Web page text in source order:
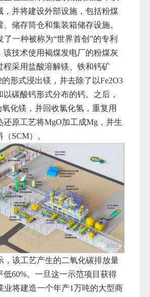
，并将建设外部设施，包括粉煤
储存筒仓和集装箱储存设施。
了一种被称为“世界首创”的专利
该技术使用褐煤发电厂的粉煤灰
程采用盐酸溶解镁、铁和钙矿
的形式浸出镁 ，并去除了以Fe2O3
碳酸钙形式分布的钙。之后，
氧化镁，并回收氯化氢 ，重复用
还原工艺将MgO加工成Mg ，并生
（SCM）。
，该工艺产生的二氧化碳排放量
低60%。一旦这一示范项目获得
业将建造一个年产1万吨的大型商